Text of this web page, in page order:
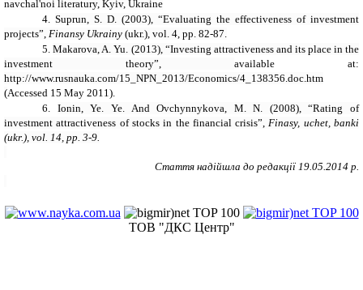
navchal'noi literatury, Kyiv, Ukraine
4. Suprun, S. D. (2003), “Evaluating the effectiveness of investment
projects”, Finansy Ukrainy (ukr.), vol. 4, pp. 82-87.
5. Makarova,A. Yu. (2013), “Investing attractiveness and its place in the
investment theory”, available at:
http://www.rusnauka.com/15_NPN_2013/Economics/4_138356.doc.htm
(Accessed 15 May 2011).
6. Ionin, Ye. Ye. AndOvchynnykova, M.N. (2008),“Rating of
investment attractiveness of stocks in the financial crisis”,Finasy, uchet, banki
(ukr.), vol. 14, pp. 3-9.
Стаття надійшла до редакції 19.05.2014 р.
ТОВ "ДКС Центр"